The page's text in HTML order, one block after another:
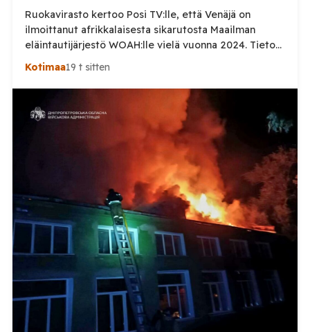
Ruokavirasto kertoo Posi TV:lle, että Venäjä on
ilmoittanut afrikkalaisesta sikarutosta Maailman
eläintautijärjestö WOAH:lle vielä vuonna 2024. Tieto
haastaa kokoomuksen kansanedustaja Timo Heinosen
sikaruttoilmoituksista. Suomi on puolestaan
ilmoittanut tuoreesta Virolahden tapauksesta sekä
WOAH:n kautta että suoraan Venäjän
eläinlääkintäviranomaisille. Ruokavirasto kertoi Posi
TV:lle tarkempia tietoja Suomen ensimmäisestä
afrikkalaisen sikaruton tapauksesta sekä
eläintautitietojen vaihdosta […]
Kotimaa19 t sitten